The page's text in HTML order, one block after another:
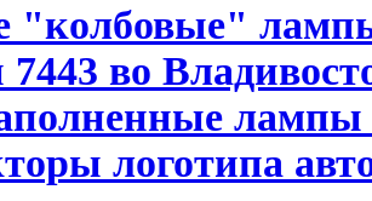
"колбовые"
7443 во
лампы
логотипа